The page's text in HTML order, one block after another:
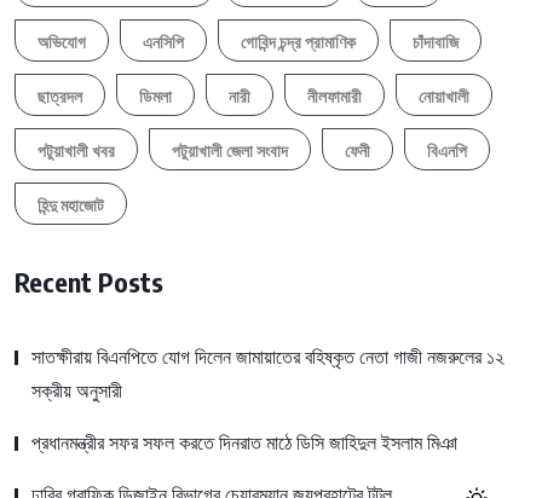
অভিযোগ এনসিপি গোবিন্দ চন্দ্র প্রামাণিক চাঁদাবাজি
ছাত্রদল ডিমলা নারী নীলফামারী নোয়াখালী
পটুয়াখালী খবর পটুয়াখালী জেলা সংবাদ ফেনী বিএনপি
হিন্দু মহাজোট
Recent Posts
সাতক্ষীরায় বিএনপিতে যোগ দিলেন জামায়াতের বহিষ্কৃত নেতা গাজী নজরুলের ১২
সক্রীয় অনুসারী
প্রধানমন্ত্রীর সফর সফল করতে দিনরাত মাঠে ডিসি জাহিদুল ইসলাম মিঞা